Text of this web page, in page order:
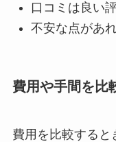
口コミは良い
不安な点があ
費用や手間を比
費用を比較する